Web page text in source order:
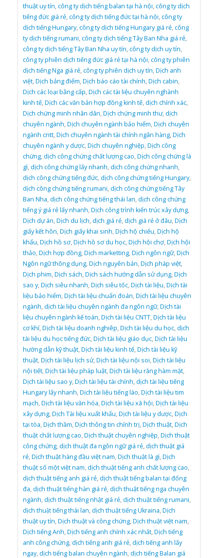
thuật uy tín,công ty dịch tiếng balan tại hà nội,công ty dịch
tiếng đức giá rẻ,công ty dịch tiếng đức tại hà nội,công ty
dịch tiếng Hungary,công ty dịch tiếng Hungary giá rẻ,công
ty dịch tiếng rumani,công ty dịch tiếng Tây Ban Nha giá rẻ,
công ty dịch tiếng Tây Ban Nha uy tín,công ty dịch uy tín,
công ty phiên dịch tiếng đức giá rẻ tại hà nội,công ty phiên
dịch tiếng Nga giá rẻ,công ty phiên dịch uy tín,Dịch anh
việt,Dịch bảng điểm,Dịch báo cáo tài chính,Dịch cabin,
Dịch các loại bằng cấp,Dịch các tài liệu chuyên nghành
kinh tế,Dịch các văn bản hợp đồng kinh tế,dịch chính xác,
Dịch chứng minh nhân dân,Dịch chứng minh thư,dịch
chuyên ngành,Dịch chuyên ngành bảo hiểm,Dịch chuyên
ngành cntt,Dịch chuyên ngành tài chính ngân hàng,Dịch
chuyên ngành y dược,Dịch chuyên nghiệp,Dịch công
chứng,dịch công chứng chất lượng cao,Dịch công chứng là
gì,dịch công chứng lấy nhanh,dịch công chứng nhanh,
dịch công chứng tiếng đức,dịch công chứng tiếng Hungary,
dịch công chứng tiếng rumani,dịch công chứng tiếng Tây
Ban Nha,dịch công chứng tiếng thái lan,dịch công chứng
tiếng ý giá rẻ lấy nhanh,Dịch công trình kiến trúc xây dựng,
Dịch dự án,Dịch du lịch,dịch giá rẻ,dịch giá rẻ ở đâu,Dịch
giấy kết hôn,Dịch giấy khai sinh,Dịch hộ chiếu,Dịch hộ
khẩu,Dịch hồ sơ,Dịch hồ sơ du học,Dịch hội chợ,Dịch hội
thảo,Dịch hợp đồng,Dịch marketting,Dịch ngôn ngữ,Dịch
Ngôn ngữ thông dụng,Dịch nguyên bản,Dịch pháp việt,
Dịch phim,Dịch sách,Dịch sách hướng dẫn sử dụng,Dịch
sao y,Dịch siêu nhanh,Dịch siêu tốc,Dịch tài liệu,Dịch tài
liệu bảo hiểm,Dịch tài liệu chuẩn đoán,Dịch tài liệu chuyên
ngành,dịch tài liệu chuyên ngành đa ngôn ngữ,Dịch tài
liệu chuyên ngành kế toán,Dịch tài liệu CNTT,Dịch tài liệu
cơ khí,Dịch tài liệu doanh nghiêp,Dịch tài liệu du học,dịch
tài liệu du học tiếng đức,Dịch tài liệu giáo dục,Dịch tài liệu
hướng dẫn kỹ thuật,Dịch tài liệu kinh tế,Dịch tài liệu kỹ
thuật,Dịch tài liệu lịch sử,Dịch tài liệu nội soi,Dịch tài liệu
nội tiết,Dịch tài liệu pháp luật,Dịch tài liệu răng hàm mặt,
Dịch tài liệu sao y,Dịch tài liệu tài chính,dịch tài liệu tiếng
Hungary lấy nhanh,Dịch tài liệu tiếng lào,Dịch tài liệu tim
mạch,Dịch tài liệu văn hóa,Dịch tài liệu xã hội,Dịch tài liệu
xây dựng,Dịch Tài liệu xuất khẩu,Dịch tài liệu y dược,Dịch
tại tòa,Dịch thầm,Dịch thông tin chính trị,Dịch thuật,Dịch
thuật chất lượng cao,Dịch thuật chuyên nghiệp,Dịch thuật
công chứng,dịch thuật đa ngôn ngữ giá rẻ,dịch thuật giá
rẻ,Dịch thuật hàng đầu việt nam,Dịch thuật là gì,Dịch
thuật số một việt nam,dịch thuật tiếng anh chất lượng cao,
dịch thuật tiếng anh giá rẻ,dịch thuật tiếng balan tại đống
đa,dịch thuật tiếng hàn giá rẻ,dịch thuật tiếng nga chuyên
ngành,dịch thuật tiếng nhật giá rẻ,dịch thuật tiếng rumani,
dịch thuật tiếng thái lan,dịch thuật tiếng Ukraina,Dịch
thuật uy tín,Dịch thuật và công chứng,Dịch thuật việt nam,
Dịch tiếng Anh,Dịch tiếng anh chính xác nhất,Dịch tiếng
anh công chứng,dịch tiếng anh giá rẻ,dịch tiếng anh lấy
ngay,dịch tiếng balan chuyên ngành,dịch tiếng Balan giá